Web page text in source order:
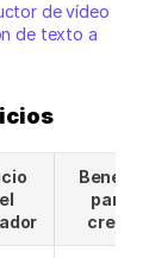
de vídeo
de texto a
para el